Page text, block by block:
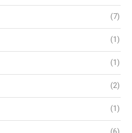
(7)
(1)
(1)
(2)
(1)